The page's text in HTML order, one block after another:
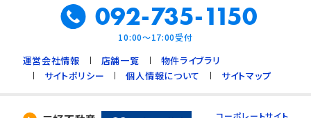
092-735-1150
10:00～17:00受付
運営会社情報 店舗一覧
物件ライブラリ
サイトポリシー
個人情報について サイトマップ
コーポレートサイト